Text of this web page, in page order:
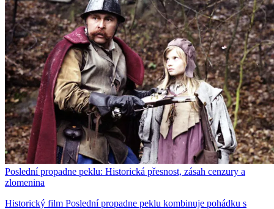
Poslední propadne peklu: Historická přesnost, zásah cenzury a
zlomenina
Historický film Poslední propadne peklu kombinuje pohádku s